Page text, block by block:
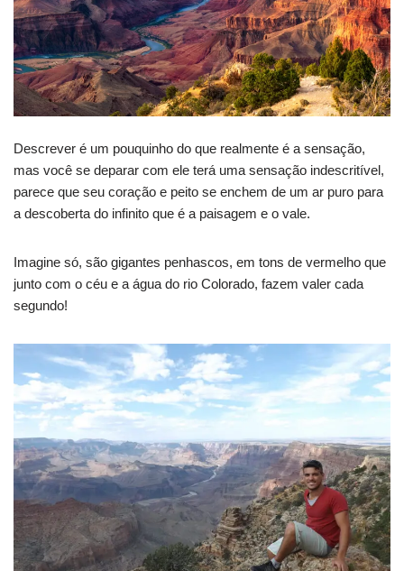
Descrever é um pouquinho do que realmente é a sensação,
mas você se deparar com ele terá uma sensação indescritível,
parece que seu coração e peito se enchem de um ar puro para
a descoberta do infinito que é a paisagem e o vale.
Imagine só, são gigantes penhascos, em tons de vermelho que
junto com o céu e a água do rio Colorado, fazem valer cada
segundo!